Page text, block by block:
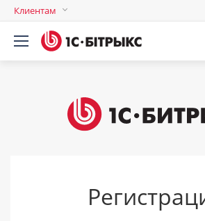
Клиентам
Авторизация
Логин
Запомнить
компьютере